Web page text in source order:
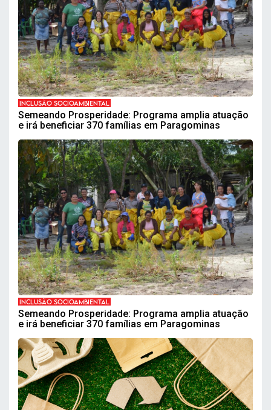
INCLUSÃO SOCIOAMBIENTAL
Semeando Prosperidade: Programa amplia atuação
e irá beneficiar 370 famílias em Paragominas
INCLUSÃO SOCIOAMBIENTAL
Semeando Prosperidade: Programa amplia atuação
e irá beneficiar 370 famílias em Paragominas